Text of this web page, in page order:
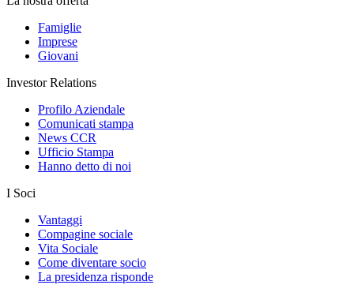
Famiglie
Imprese
Giovani
Investor Relations
Profilo Aziendale
Comunicati stampa
News CCR
Ufficio Stampa
Hanno detto di noi
I Soci
Vantaggi
Compagine sociale
Vita Sociale
Come diventare socio
La presidenza risponde